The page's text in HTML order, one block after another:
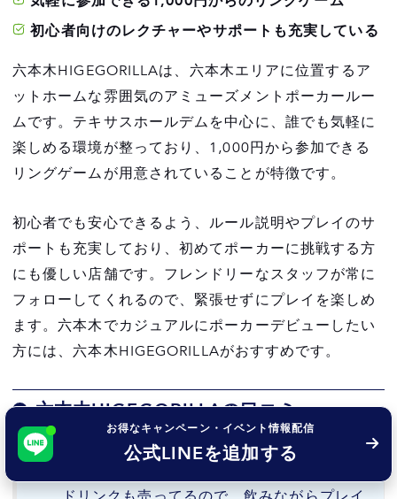
初心者向けのレクチャーやサポートも充実している
六本木HIGEGORILLAは、六本木エリアに位置するア
ットホームな雰囲気のアミューズメントポーカールー
ムです。テキサスホールデムを中心に、誰でも気軽に
楽しめる環境が整っており、1,000円から参加できる
リングゲームが用意されていることが特徴です。
初心者でも安心できるよう、ルール説明やプレイのサ
ポートも充実しており、初めてポーカーに挑戦する方
にも優しい店舗です。フレンドリーなスタッフが常に
フォローしてくれるので、緊張せずにプレイを楽しめ
ます。六本木でカジュアルにポーカーデビューしたい
方には、六本木HIGEGORILLAがおすすめです。
六本木HIGEGORILLAの口コミ
お得なキャンペーン・イベント情報配信
公式LINEを追加する